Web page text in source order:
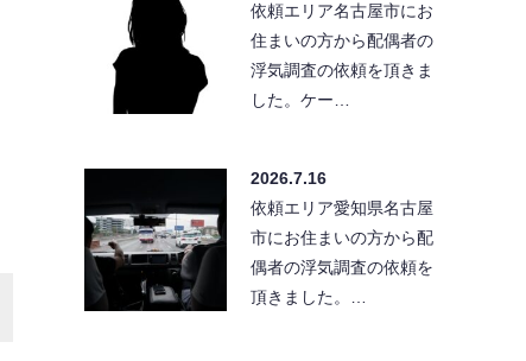
依頼エリア名古屋市にお
住まいの方から配偶者の
浮気調査の依頼を頂きま
した。ケー…
2026.7.16
依頼エリア愛知県名古屋
市にお住まいの方から配
偶者の浮気調査の依頼を
頂きました。…